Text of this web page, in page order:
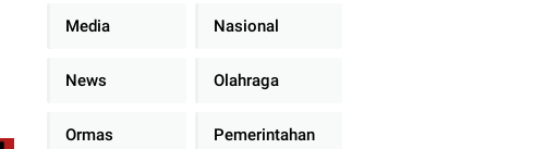
Media Nasional
News Olahraga
Ormas Pemerintahan